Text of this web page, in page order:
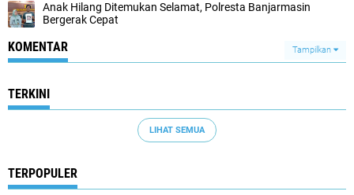
Anak Hilang Ditemukan Selamat, Polresta Banjarmasin
Bergerak Cepat
KOMENTAR Tampilkan
TERKINI
LIHAT SEMUA
TERPOPULER